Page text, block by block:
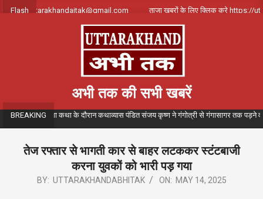
SkipFlash
करे uttarakhandajtak@gmail.com ताजा खबरों के लिए क्लिक करे https://
अभी तक की सभी खबरें
BREAKING
संगीतमय गंगा कथा के दौरान कथाव्यास पंडित संजय कृष्ण ने गंगोत्री से गंगासागर तक पड़ने वाले
तेज रफ्तार से भागती कार से बाहर लटककर स्टंटबाजी
करना युवकों को भारी पड़ गया
BY: UTTARAKHANDABHITAK ON: MAY 14, 2025